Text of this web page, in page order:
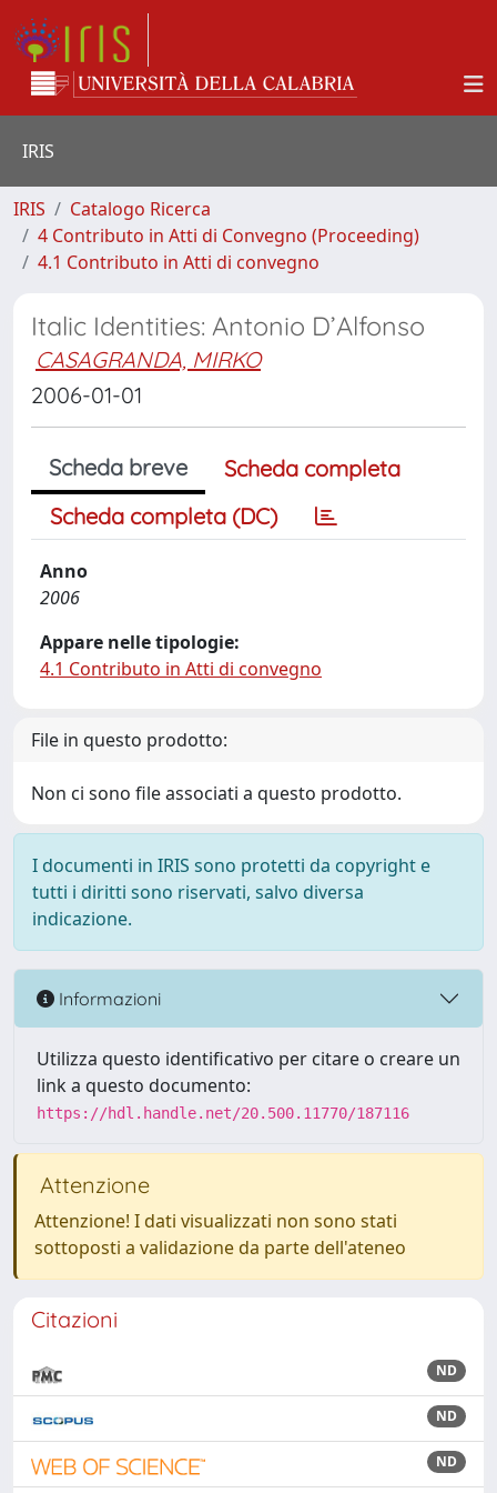
IRIS
IRIS
Catalogo Ricerca
4 Contributo in Atti di Convegno (Proceeding)
4.1 Contributo in Atti di convegno
Italic Identities: Antonio D’Alfonso
CASAGRANDA, MIRKO
2006-01-01
Scheda breve
Scheda completa
Scheda completa (DC)
Anno
2006
Appare nelle tipologie:
4.1 Contributo in Atti di convegno
File in questo prodotto:
Non ci sono file associati a questo prodotto.
I documenti in IRIS sono protetti da copyright e
tutti i diritti sono riservati, salvo diversa
indicazione.
Informazioni
Utilizza questo identificativo per citare o creare un
link a questo documento:
https://hdl.handle.net/20.500.11770/187116
Attenzione
Attenzione! I dati visualizzati non sono stati
sottoposti a validazione da parte dell'ateneo
Citazioni
ND
ND
ND